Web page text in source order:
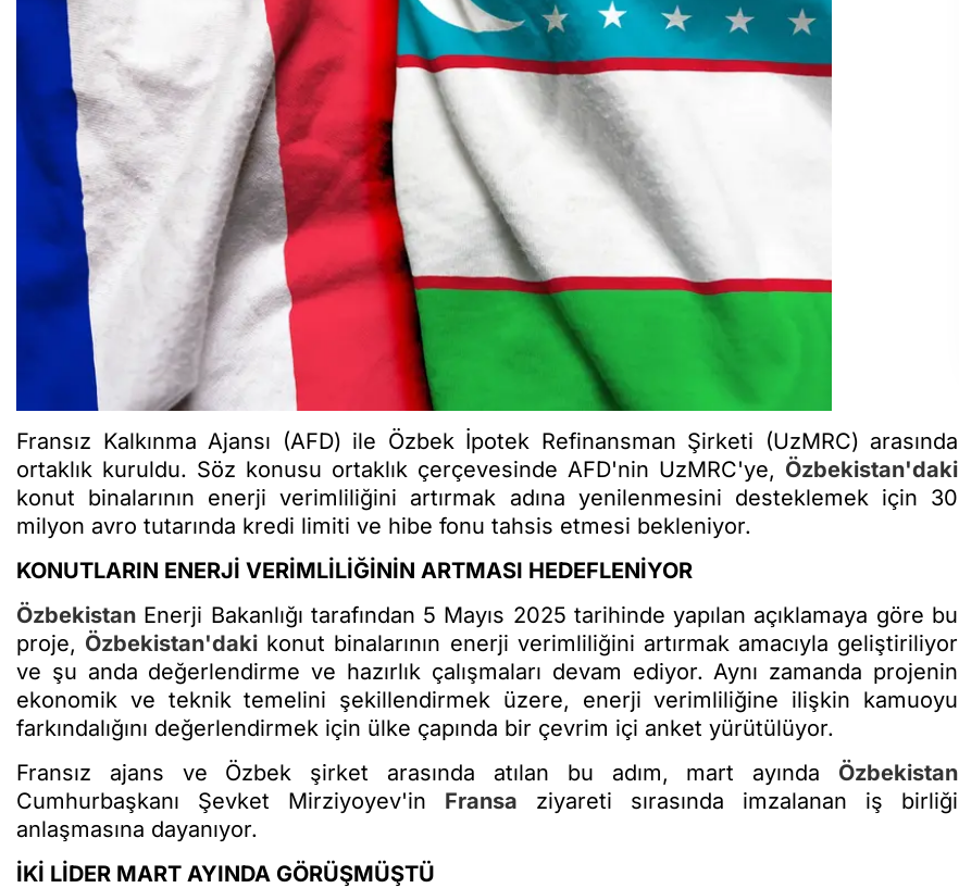
Fransız Kalkınma Ajansı (AFD) ile Özbek İpotek Refinansman Şirketi (UzMRC) arasında
ortaklık kuruldu. Söz konusu ortaklık çerçevesinde AFD'nin UzMRC'ye, Özbekistan'daki
konut binalarının enerji verimliliğini artırmak adına yenilenmesini desteklemek için 30
milyon avro tutarında kredi limiti ve hibe fonu tahsis etmesi bekleniyor.
KONUTLARIN ENERJİ VERİMLİLİĞİNİN ARTMASI HEDEFLENİYOR
Özbekistan Enerji Bakanlığı tarafından 5 Mayıs 2025 tarihinde yapılan açıklamaya göre bu
proje, Özbekistan'daki konut binalarının enerji verimliliğini artırmak amacıyla geliştiriliyor
ve şu anda değerlendirme ve hazırlık çalışmaları devam ediyor. Aynı zamanda projenin
ekonomik ve teknik temelini şekillendirmek üzere, enerji verimliliğine ilişkin kamuoyu
farkındalığını değerlendirmek için ülke çapında bir çevrim içi anket yürütülüyor.
Fransız ajans ve Özbek şirket arasında atılan bu adım, mart ayında Özbekistan
Cumhurbaşkanı Şevket Mirziyoyev'in Fransa ziyareti sırasında imzalanan iş birliği
anlaşmasına dayanıyor.
İKİ LİDER MART AYINDA GÖRÜŞMÜŞTÜ